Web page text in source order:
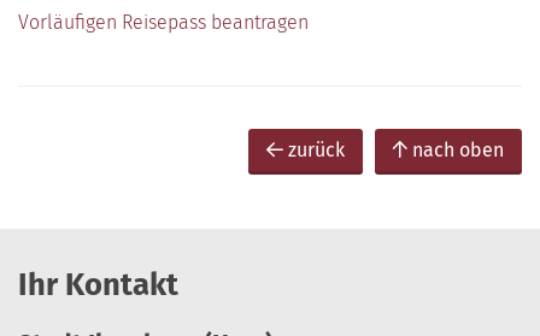
Vorläufigen Reisepass beantragen
zurück nach oben
Ihr Kontakt